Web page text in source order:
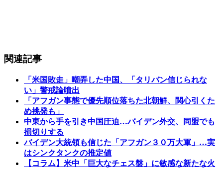
関連記事
「米国敗走」嘲弄した中国、「タリバン信じられな
い」警戒論噴出
「アフガン事態で優先順位落ちた北朝鮮、関心引くた
め挑発も」
中東から手を引き中国圧迫…バイデン外交、同盟でも
損切りする
バイデン大統領も信じた「アフガン３０万大軍」…実
はシンクタンクの推定値
【コラム】米中「巨大なチェス盤」に敏感な新たな火